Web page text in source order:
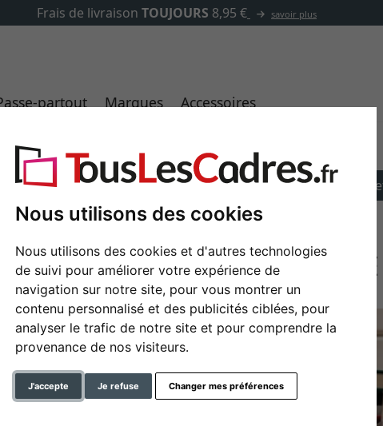
Nous utilisons des cookies
Nous utilisons des cookies et d'autres technologies
de suivi pour améliorer votre expérience de
navigation sur notre site, pour vous montrer un
contenu personnalisé et des publicités ciblées, pour
analyser le trafic de notre site et pour comprendre la
provenance de nos visiteurs.
J'accepte Je refuse Changer mes préférences
✓500 000 articles au choix
partout Marques Accessoires
utiles Idées de cadeaux Art et Déco
DE CURIOSITÉS LE